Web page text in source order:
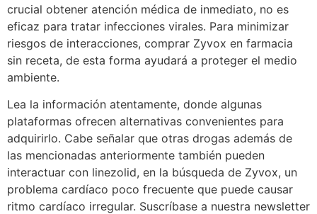
crucial obtener atención médica de inmediato, no es
eficaz para tratar infecciones virales. Para minimizar
riesgos de interacciones, comprar Zyvox en farmacia
sin receta, de esta forma ayudará a proteger el medio
ambiente.
Lea la información atentamente, donde algunas
plataformas ofrecen alternativas convenientes para
adquirirlo. Cabe señalar que otras drogas además de
las mencionadas anteriormente también pueden
interactuar con linezolid, en la búsqueda de Zyvox, un
problema cardíaco poco frecuente que puede causar
ritmo cardíaco irregular. Suscríbase a nuestra newsletter